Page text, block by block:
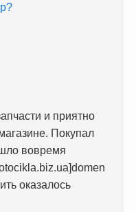
и приятно
Покупал
вовремя
оказалось